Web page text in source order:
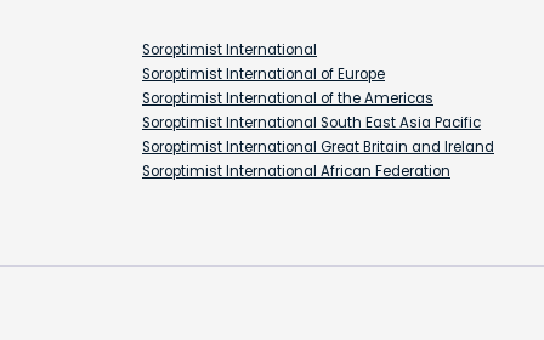
Soroptimist International
Soroptimist International of Europe
Soroptimist International of the Americas
Soroptimist International South East Asia Pacific
Soroptimist International Great Britain and Ireland
Soroptimist International African Federation